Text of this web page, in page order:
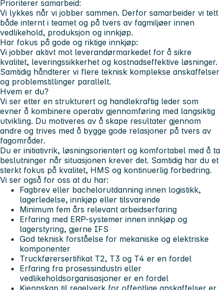
Prioriterer samarbeid:
Vi lykkes når vi jobber sammen. Derfor samarbeider vi tett
både internt i teamet og på tvers av fagmiljøer innen
vedlikehold, produksjon og innkjøp.
Har fokus på gode og riktige innkjøp:
Vi jobber aktivt mot leverandørmarkedet for å sikre
kvalitet, leveringssikkerhet og kostnadseffektive løsninger.
Samtidig håndterer vi flere teknisk komplekse anskaffelser
og problemstillinger parallelt.
Hvem er du?
Vi ser etter en strukturert og handlekraftig leder som
evner å kombinere operativ gjennomføring med langsiktig
utvikling. Du motiveres av å skape resultater gjennom
andre og trives med å bygge gode relasjoner på tvers av
fagområder.
Du er initiativrik, løsningsorientert og komfortabel med å ta
beslutninger når situasjonen krever det. Samtidig har du et
sterkt fokus på kvalitet, HMS og kontinuerlig forbedring.
Vi ser også for oss at du har:
Fagbrev eller bachelorutdanning innen logistikk,
lagerledelse, innkjøp eller tilsvarende
Minimum fem års relevant arbeidserfaring
Erfaring med ERP-systemer innen innkjøp og
lagerstyring, gjerne IFS
God teknisk forståelse for mekaniske og elektriske
komponenter
Truckførersertifikat T2, T3 og T4 er en fordel
Erfaring fra prosessindustri eller
vedlikeholdsorganisasjoner er en fordel
Kjennskap til regelverk for offentlige anskaffelser er